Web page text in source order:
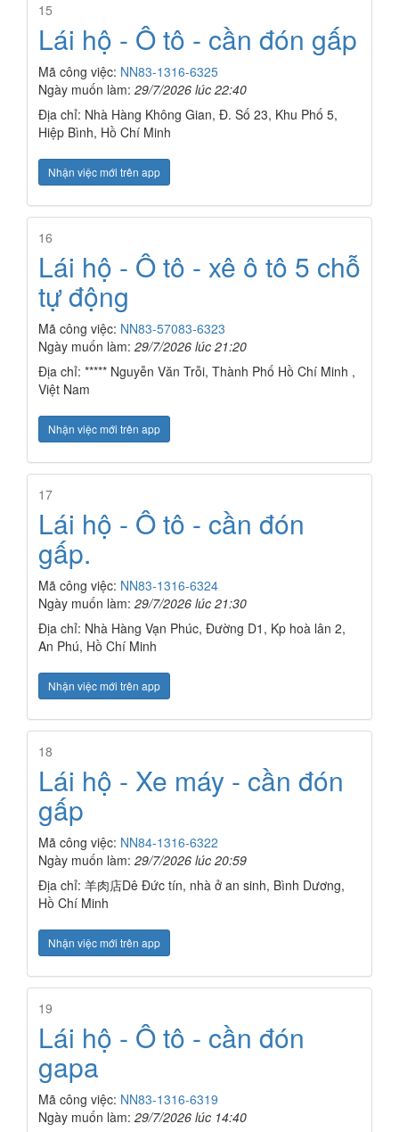
15
Lái hộ - Ô tô - cần đón gấp
Mã công việc: NN83-1316-6325
Ngày muốn làm: 29/7/2026 lúc 22:40
Địa chỉ: Nhà Hàng Không Gian, Đ. Số 23, Khu Phố 5,
Hiệp Bình, Hồ Chí Minh
Nhận việc mới trên app
16
Lái hộ - Ô tô - xê ô tô 5 chỗ
tự động
Mã công việc: NN83-57083-6323
Ngày muốn làm: 29/7/2026 lúc 21:20
Địa chỉ: ***** Nguyễn Văn Trỗi, Thành Phố Hồ Chí Minh ,
Việt Nam
Nhận việc mới trên app
17
Lái hộ - Ô tô - cần đón
gấp.
Mã công việc: NN83-1316-6324
Ngày muốn làm: 29/7/2026 lúc 21:30
Địa chỉ: Nhà Hàng Vạn Phúc, Đường D1, Kp hoà lân 2,
An Phú, Hồ Chí Minh
Nhận việc mới trên app
18
Lái hộ - Xe máy - cần đón
gấp
Mã công việc: NN84-1316-6322
Ngày muốn làm: 29/7/2026 lúc 20:59
Địa chỉ: 羊肉店Dê Đức tín, nhà ở an sinh, Bình Dương,
Hồ Chí Minh
Nhận việc mới trên app
19
Lái hộ - Ô tô - cần đón
gapa
Mã công việc: NN83-1316-6319
Ngày muốn làm: 29/7/2026 lúc 14:40